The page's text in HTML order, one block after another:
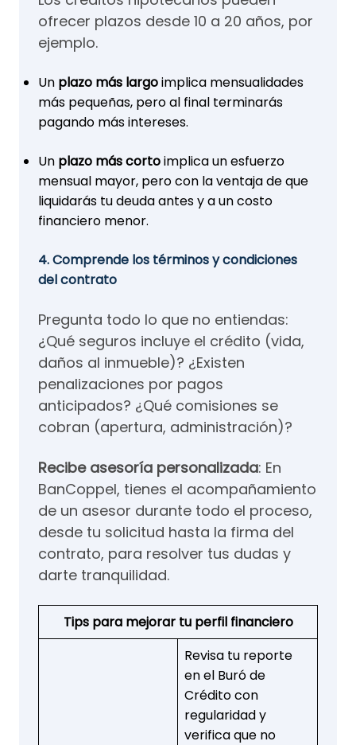
ofrecer plazos desde 10 a 20 años, por
ejemplo.
Un plazo más largoimplica mensualidades
más pequeñas, pero al final terminarás
pagando más intereses.
Un plazo más cortoimplica un esfuerzo
mensual mayor, pero con la ventaja de que
liquidarás tu deuda antes y a un costo
financiero menor.
4. Comprende los términos y condiciones
del contrato
Pregunta todo lo que no entiendas:
¿Qué seguros incluye el crédito (vida,
daños al inmueble)? ¿Existen
penalizaciones por pagos
anticipados? ¿Qué comisiones se
cobran (apertura, administración)?
Recibe asesoría personalizada: En
BanCoppel, tienes el acompañamiento
de un asesor durante todo el proceso,
desde tu solicitud hasta la firma del
contrato, para resolver tus dudas y
darte tranquilidad.
Tips para mejorar tu perfil financiero
Revisa tu reporte
en el Buró de
Crédito con
regularidad y
verifica que no